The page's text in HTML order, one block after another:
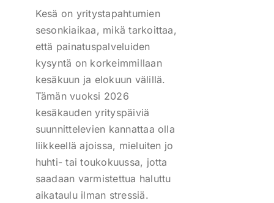
Kesä on yritystapahtumien
sesonkiaikaa, mikä tarkoittaa,
että painatuspalveluiden
kysyntä on korkeimmillaan
kesäkuun ja elokuun välillä.
Tämän vuoksi 2026
kesäkauden yrityspäiviä
suunnittelevien kannattaa olla
liikkeellä ajoissa, mieluiten jo
huhti- tai toukokuussa, jotta
saadaan varmistettua haluttu
aikataulu ilman stressiä.